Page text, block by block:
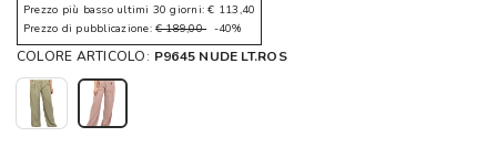
Prezzo più basso ultimi 30 giorni: € 113,40
Prezzo di pubblicazione: € 189,00-40%
COLORE ARTICOLO: P9645 NUDE LT.ROS